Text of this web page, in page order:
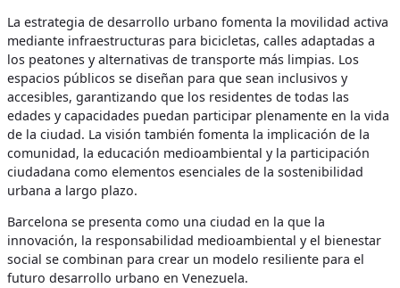
La estrategia de desarrollo urbano fomenta la movilidad activa
mediante infraestructuras para bicicletas, calles adaptadas a
los peatones y alternativas de transporte más limpias. Los
espacios públicos se diseñan para que sean inclusivos y
accesibles, garantizando que los residentes de todas las
edades y capacidades puedan participar plenamente en la vida
de la ciudad. La visión también fomenta la implicación de la
comunidad, la educación medioambiental y la participación
ciudadana como elementos esenciales de la sostenibilidad
urbana a largo plazo.
Barcelona se presenta como una ciudad en la que la
innovación, la responsabilidad medioambiental y el bienestar
social se combinan para crear un modelo resiliente para el
futuro desarrollo urbano en Venezuela.